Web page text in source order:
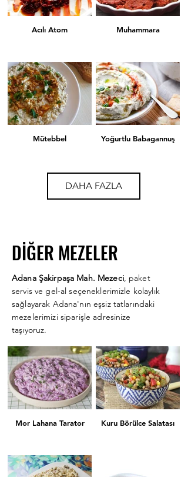
Acılı Atom Muhammara
Mütebbel Yoğurtlu Babagannuş
Rus Salatası Pembe Sultan
Havuç Tarator Yaprak Sarması
Kuru Biber Dolması
DAHA FAZLA
DİĞER MEZELER
Adana Şakirpaşa Mah. Mezeci, paket
servis ve gel-al seçeneklerimizle kolaylık
sağlayarak Adana'nın eşsiz tatlarındaki
mezelerimizi siparişle adresinize
taşıyoruz.
Mor Lahana Tarator Kuru Börülce Salatası